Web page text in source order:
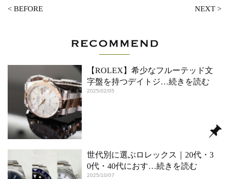
<BEFORE NEXT>
【ROLEX】希少なフルーテッド文
字盤を持つデイトジ…続きを読む
2025/02/05
世代別に選ぶロレックス｜20代・3
0代・40代におす…続きを読む
2025/10/07